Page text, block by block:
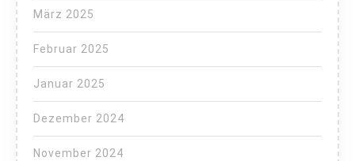
März 2025
Februar 2025
Januar 2025
Dezember 2024
November 2024